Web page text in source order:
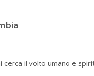
cerca il volto umano e